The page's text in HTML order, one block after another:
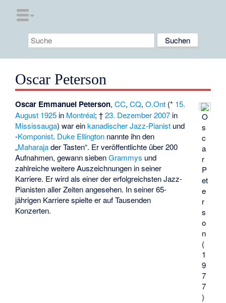
Oscar Peterson
O
s
c
a
r
P
et
e
r
s
o
n
(
1
9
7
7
)
Oscar Emmanuel Peterson,CC,CQ,O.Ont (* 15.
August 1925 in Montréal; †23. Dezember 2007 in
Mississauga) war einkanadischer Jazz-Pianist und
-Komponist. Duke Ellington nannte ihn den
„Maharajader Tasten“. Er veröffentlichte über 200
Aufnahmen, gewann siebenGrammys und
zahlreiche weitere Auszeichnungen in seiner
Karriere. Er wird als einer der erfolgreichsten Jazz-
Pianisten aller Zeiten angesehen. In seiner 65-
jährigen Karriere spielte er auf Tausenden
Konzerten.